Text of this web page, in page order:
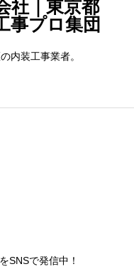
社｜東京都
事プロ集団
内装工事業者。
SNSで発信中！